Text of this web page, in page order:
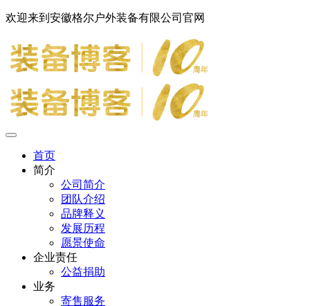
欢迎来到安徽格尔户外装备有限公司官网
首页
简介
公司简介
团队介绍
品牌释义
发展历程
愿景使命
企业责任
公益捐助
业务
寄售服务